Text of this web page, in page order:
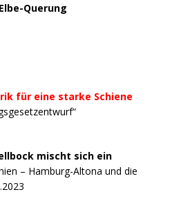
Querung
für eine starke Schiene
mischt sich ein
– Hamburg-Altona und die